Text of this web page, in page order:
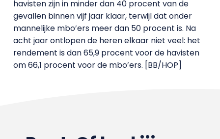
havisten zijn in minder dan 40 procent van de
gevallen binnen vijf jaar klaar, terwijl dat onder
mannelijke mbo’ers meer dan 50 procent is. Na
acht jaar ontlopen de heren elkaar niet veel: het
rendement is dan 65,9 procent voor de havisten
om 66,1 procent voor de mbo’ers. [BB/HOP]